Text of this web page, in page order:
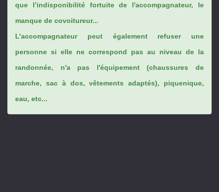
que l’indisponibilité fortuite de l'accompagnateur, le
manque de covoitureur...
L’accompagnateur peut également refuser une
personne si elle ne correspond pas au niveau de la
randonnée, n'a pas l'équipement (chaussures de
marche, sac à dos, vêtements adaptés), piquenique,
eau, etc...